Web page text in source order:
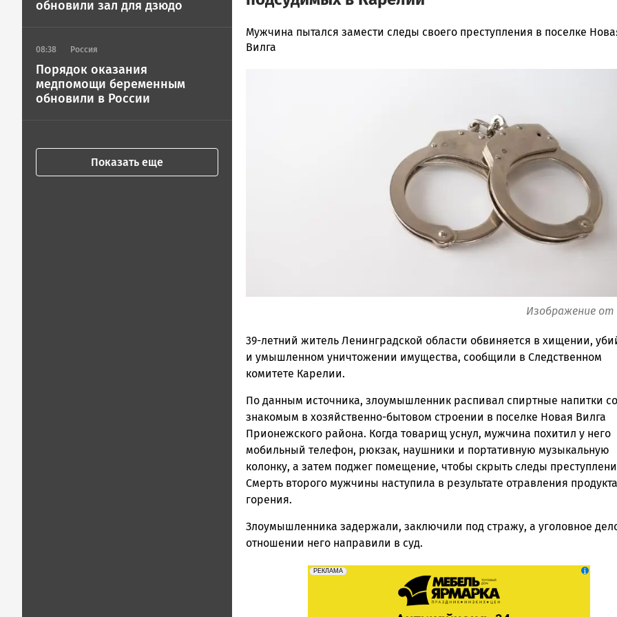
обновили зал для дзюдо
08:38 Россия
Порядок оказания
медпомощи беременным
обновили в России
Показать еще
Корректор
Новости
Мужчина пытался замести следы своего преступления в поселке
Вилга
Изображение от
39-летний житель Ленинградской области обвиняется в хищении,
и умышленном уничтожении имущества, сообщили в Следственном
комитете Карелии.
По данным источника, злоумышленник распивал спиртные напитки со
знакомым в хозяйственно-бытовом строении в поселке Новая Вилга
Прионежского района. Когда товарищ уснул, мужчина похитил у него
мобильный телефон, рюкзак, наушники и портативную музыкальную
колонку, а затем поджег помещение, чтобы скрыть следы
Смерть второго мужчины наступила в результате отравления
горения.
Злоумышленника задержали, заключили под стражу, а уголовное
отношении него направили в суд.
erid: 2SDnjeFymr3
РЕКЛАМА
Реклама